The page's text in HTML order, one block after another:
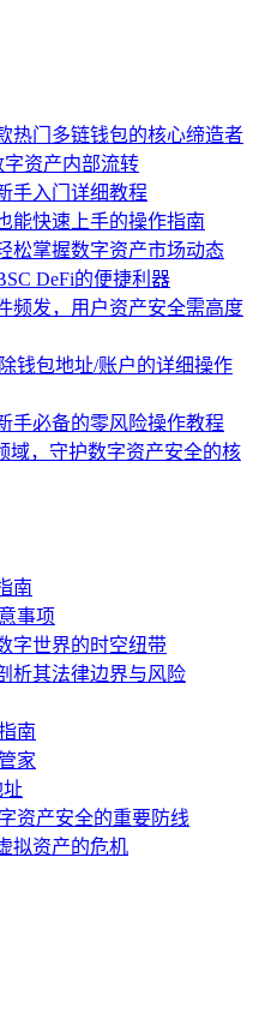
热门多链钱包的核心缔造者
资产内部流转
手入门详细教程
能快速上手的操作指南
松掌握数字资产市场动态
DeFi的便捷利器
频发，用户资产安全需高度
钱包地址/账户的详细操作
手必备的零风险操作教程
域，守护数字资产安全的核
南
事项
字世界的时空纽带
析其法律边界与风险
南
家
址
资产安全的重要防线
拟资产的危机